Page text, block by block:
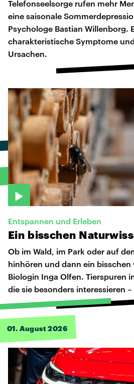
Telefonseelsorge rufen mehr
eine saisonale
Psychologe Bastian Willenborg.
charakteristische Symptome
Ursachen.
Entspannen und Erleben
Ein bisschen
Ob im Wald, im Park oder auf
hinhören und dann ein
Biologin Inga Olfen. Tierspuren
die sie besonders interessieren
01. August 2026